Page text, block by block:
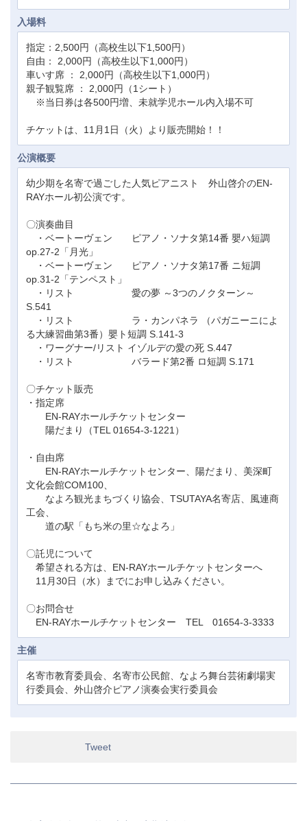
入場料
指定：2,500円（高校生以下1,500円）
自由： 2,000円（高校生以下1,000円）
車いす席 ： 2,000円（高校生以下1,000円）
親子観覧席 ： 2,000円（1シート）
※当日券は各500円増、未就学児ホール内入場不可
チケットは、11月1日（火）より販売開始！！
公演概要
幼少期を名寄で過ごした人気ピアニスト 外山啓介のEN-
RAYホール初公演です。
〇演奏曲目
・ベートーヴェン ピアノ・ソナタ第14番 嬰ハ短調
op.27-2「月光」
・ベートーヴェン ピアノ・ソナタ第17番 ニ短調
op.31-2「テンペスト」
・リスト 愛の夢 ～3つのノクターン～
S.541
・リスト ラ・カンパネラ （パガニーニによ
る大練習曲第3番）嬰ト短調 S.141-3
・ワーグナー/リスト イゾルデの愛の死 S.447
・リスト バラード第2番 ロ短調 S.171
〇チケット販売
・指定席
EN-RAYホールチケットセンター
陽だまり（TEL 01654-3-1221）
・自由席
EN-RAYホールチケットセンター、陽だまり、美深町
文化会館COM100、
なよろ観光まちづくり協会、TSUTAYA名寄店、風連商
工会、
道の駅「もち米の里☆なよろ」
〇託児について
希望される方は、EN-RAYホールチケットセンターへ
11月30日（水）までにお申し込みください。
〇お問合せ
EN-RAYホールチケットセンター TEL 01654-3-3333
主催
名寄市教育委員会、名寄市公民館、なよろ舞台芸術劇場実
行委員会、外山啓介ピアノ演奏会実行委員会
Tweet